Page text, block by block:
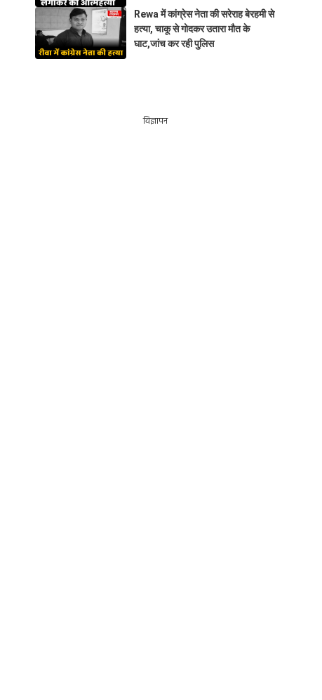
Rewa में कांग्रेस नेता की सरेराह बेरहमी से
हत्या, चाकू से गोदकर उतारा मौत के
घाट,जांच कर रही पुलिस
विज्ञापन